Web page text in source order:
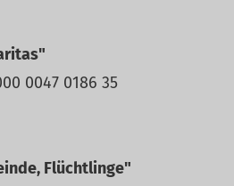
0047 0186 35
Flüchtlinge"